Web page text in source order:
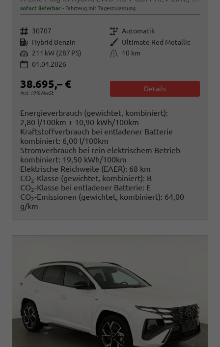
sofort lieferbar Fahrzeug mit Tageszulassung
Fahrzeugnr. 30707 Getriebe Automatik
Kraftstoff Hybrid Benzin Außenfarbe Ultimate Red Metallic
Leistung 211 kW (287 PS) Kilometerstand
10 km
01.04.2026
38.695,– €
incl. 19% MwSt.
Details
Energieverbrauch (gewichtet, kombiniert):
2,80 l/100km + 10,90 kWh/100km
Kraftstoffverbrauch bei entladener Batterie
kombiniert: 6,00 l/100km
Stromverbrauch bei rein elektrischem Betrieb
kombiniert: 19,50 kWh/100km
Elektrische Reichweite (EAER): 68 km
CO2-Klasse (gewichtet, kombiniert): B
CO2-Klasse bei entladener Batterie: E
CO2-Emissionen (gewichtet, kombiniert): 64,00
g/km